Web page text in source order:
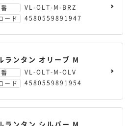
VL-OLT-M-BRZ
ード
4580559891947
ランタン オリーブ M
VL-OLT-M-OLV
ード
4580559891954
ランタン シルバー M